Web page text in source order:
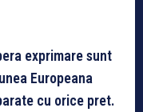
exprimare sunt
Europeana
cu orice pret.